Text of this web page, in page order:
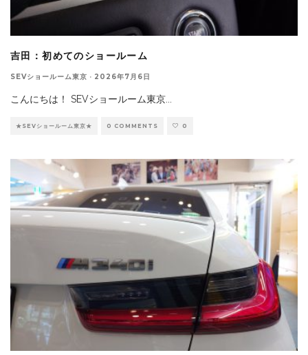
吉田：初めてのショールーム
SEVショールーム東京 · 2026年7月6日
こんにちは！ SEVショールーム東京...
★SEVショールーム東京★ 0 COMMENTS 0